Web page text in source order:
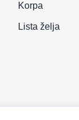
Korpa
Lista želja